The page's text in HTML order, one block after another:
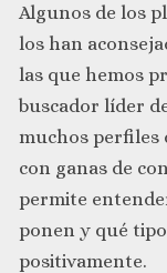
Algunos de los
los han
las que hemos
buscador líder
muchos perfiles
con ganas de
permite
ponen y qué
positivamente.